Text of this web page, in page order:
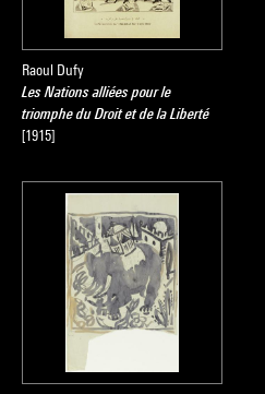
Raoul Dufy
Les Nations alliées pour le
triomphe du Droit et de la Liberté
[1915]